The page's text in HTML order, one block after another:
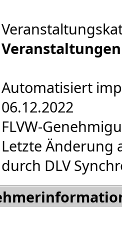
Veranstaltungen
Automatisiert
06.12.2022
FLVW-
Letzte Änderung
durch DLV